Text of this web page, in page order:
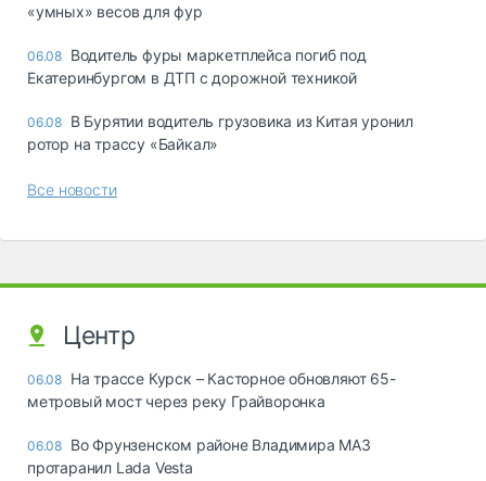
«yмныx» вecoв для фyp
06.08 Водитель фуры маркетплейса погиб под
Екатеринбургом в ДТП с дорожной техникой
06.08 В Бурятии водитель грузовика из Китая уронил
ротор на трассу «Байкал»
Все новости
Центр
06.08 На трассе Курск – Касторное обновляют 65-
метровый мост через реку Грайворонка
06.08 Во Фрунзенском районе Владимира МАЗ
протаранил Lada Vesta